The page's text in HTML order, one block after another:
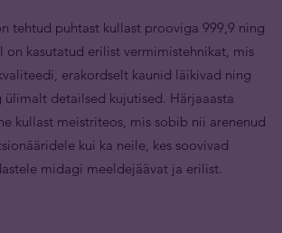
tehtud puhtast kullast prooviga 999,9 ning
on kasutatud erilist vermimistehnikat, mis
erakordselt kaunid läikivad ning
detailsed kujutised. Härjaaasta
kullast meistriteos, mis sobib nii arenenud
kui ka neile, kes soovivad
midagi meeldejäävat ja erilist.